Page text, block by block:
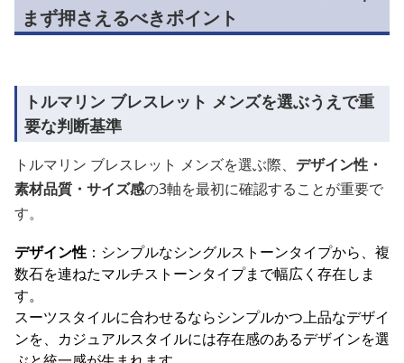
まず押さえるべきポイント
トルマリン ブレスレット メンズを選ぶうえで重
要な判断基準
トルマリン ブレスレット メンズを選ぶ際、 デザイン性・
素材品質・サイズ感の3軸を最初に確認することが重要で
す。
デザイン性 ：シンプルなシングルストーンタイプから、複
数石を連ねたマルチストーンタイプまで幅広く存在しま
す。
スーツスタイルに合わせるならシンプルかつ上品なデザイ
ンを、カジュアルスタイルには存在感のあるデザインを選